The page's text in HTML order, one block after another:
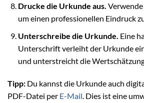
Drucke die Urkunde aus.
um einen professionellen Eindruck
Unterschreibe die Urkunde. Eine
Unterschrift verleiht der Urkunde
und unterstreicht die
Tipp: Du kannst die Urkunde auch
PDF-Datei per E-Mail. Dies ist eine